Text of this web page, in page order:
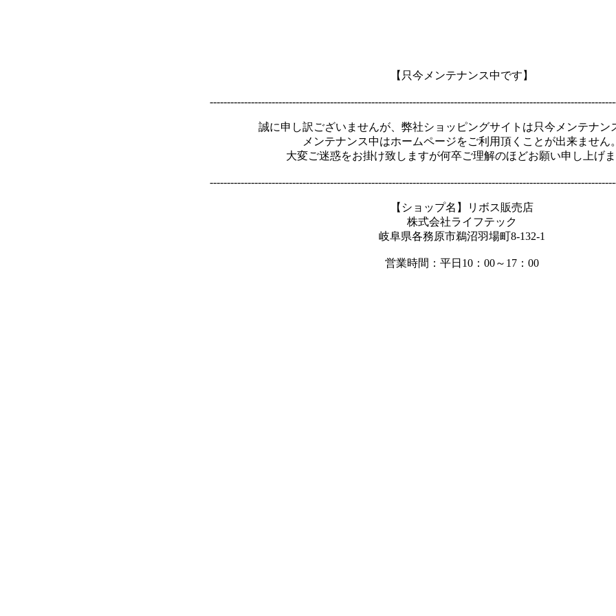
【只今メンテナンス中です】
誠に申し訳ございませんが、弊社ショッピングサイトは只今メンテナン
メンテナンス中はホームページをご利用頂くことが出来ません。
大変ご迷惑をお掛け致しますが何卒ご理解のほどお願い申し上げま
【ショップ名】リボス販売店
株式会社ライフテック
岐阜県各務原市鵜沼羽場町8-132-1
営業時間：平日10：00～17：00